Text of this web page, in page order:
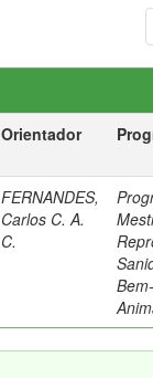
Orientador
FERNANDES,
Carlos C. A.
C.